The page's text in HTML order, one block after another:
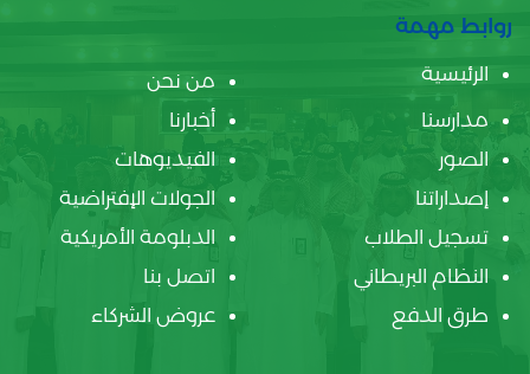
روابط مهمة
الرئيسية
من نحن
مدارسنا
أخبارنا
الصور
الفيديوهات
إصداراتنا
الجولات الإفتراضية
تسجيل الطلاب
الدبلومة الأمريكية
النظام البريطاني
اتصل بنا
طرق الدفع
عروض الشركاء